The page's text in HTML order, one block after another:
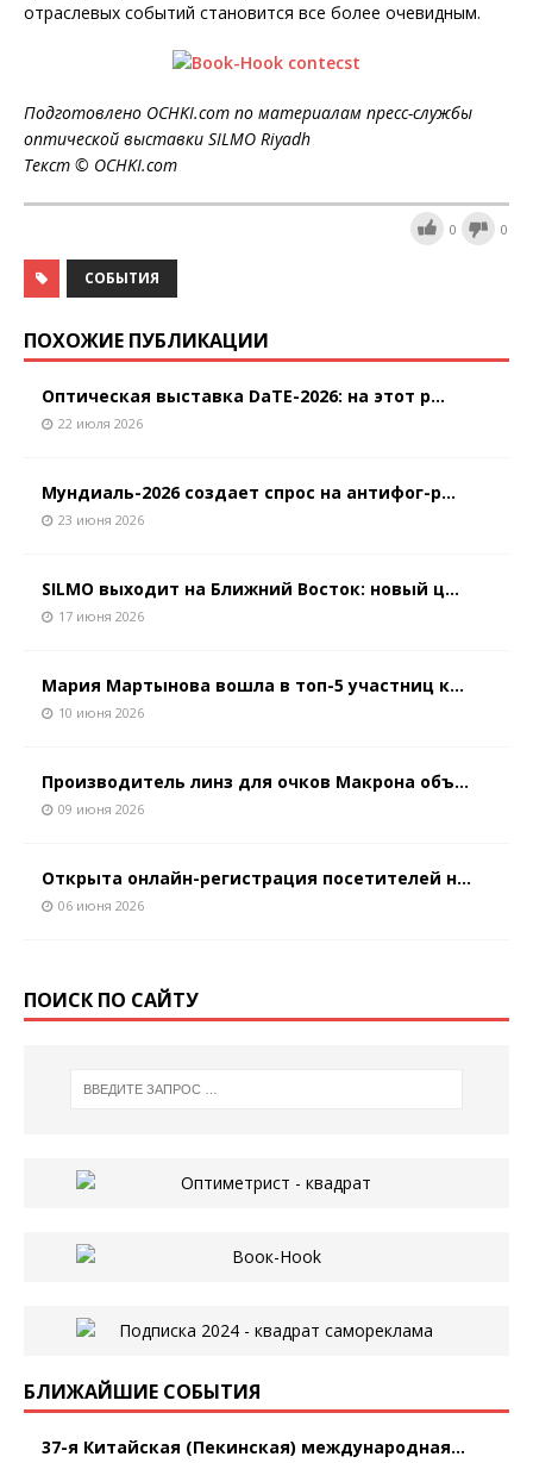
отраслевых событий становится все более очевидным.
Подготовлено OCHKI.com по материалам пресс-службы
оптической выставки SILMO Riyadh
Текст © OCHKI.com
0 0
СОБЫТИЯ
ПОХОЖИЕ ПУБЛИКАЦИИ
Оптическая выставка DaTE-2026: на этот р...
22 июля 2026
Мундиаль-2026 создает спрос на антифог-р...
23 июня 2026
SILMO выходит на Ближний Восток: новый ц...
17 июня 2026
Мария Мартынова вошла в топ-5 участниц к...
10 июня 2026
Производитель линз для очков Макрона объ...
09 июня 2026
Открыта онлайн-регистрация посетителей н...
06 июня 2026
ПОИСК ПО САЙТУ
БЛИЖАЙШИЕ СОБЫТИЯ
37-я Китайская (Пекинская) международная...